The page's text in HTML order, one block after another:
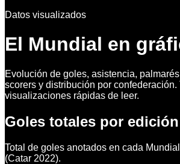
Datos visualizados
El Mundial en
Evolución de goles, asistencia,
scorers y distribución por confederación.
visualizaciones rápidas de leer.
Goles totales por edición
Total de goles anotados en cada
(Catar 2022).